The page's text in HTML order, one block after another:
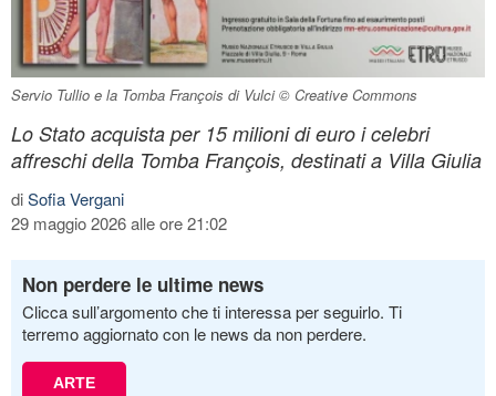
Servio Tullio e la Tomba François di Vulci © Creative Commons
Lo Stato acquista per 15 milioni di euro i celebri
affreschi della Tomba François, destinati a Villa Giulia
diSofia Vergani
29 maggio 2026 alle ore 21:02
Non perdere le ultime news
Clicca sull’argomento che ti interessa per seguirlo. Ti
terremo aggiornato con le news da non perdere.
ARTE